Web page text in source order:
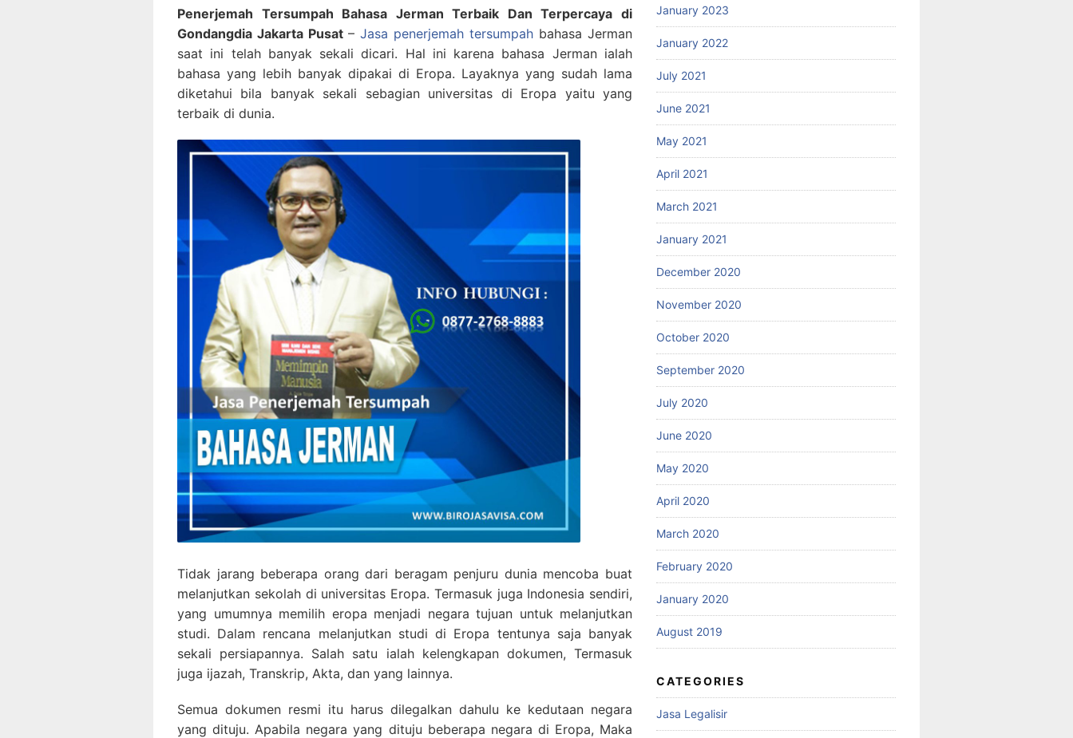
Penerjemah Tersumpah Bahasa Jerman Terbaik Dan Terpercaya di
Gondangdia Jakarta Pusat – Jasa penerjemah tersumpah bahasa Jerman
saat ini telah banyak sekali dicari. Hal ini karena bahasa Jerman ialah
bahasa yang lebih banyak dipakai di Eropa. Layaknya yang sudah lama
diketahui bila banyak sekali sebagian universitas di Eropa yaitu yang
terbaik di dunia.
Tidak jarang beberapa orang dari beragam penjuru dunia mencoba buat
melanjutkan sekolah di universitas Eropa. Termasuk juga Indonesia sendiri,
yang umumnya memilih eropa menjadi negara tujuan untuk melanjutkan
studi. Dalam rencana melanjutkan studi di Eropa tentunya saja banyak
sekali persiapannya. Salah satu ialah kelengkapan dokumen, Termasuk
juga ijazah, Transkrip, Akta, dan yang lainnya.
Semua dokumen resmi itu harus dilegalkan dahulu ke kedutaan negara
yang dituju. Apabila negara yang dituju beberapa negara di Eropa, Maka
January 2023
January 2022
July 2021
June 2021
May 2021
April 2021
March 2021
January 2021
December 2020
November 2020
October 2020
September 2020
July 2020
June 2020
May 2020
April 2020
March 2020
February 2020
January 2020
August 2019
CATEGORIES
Jasa Legalisir